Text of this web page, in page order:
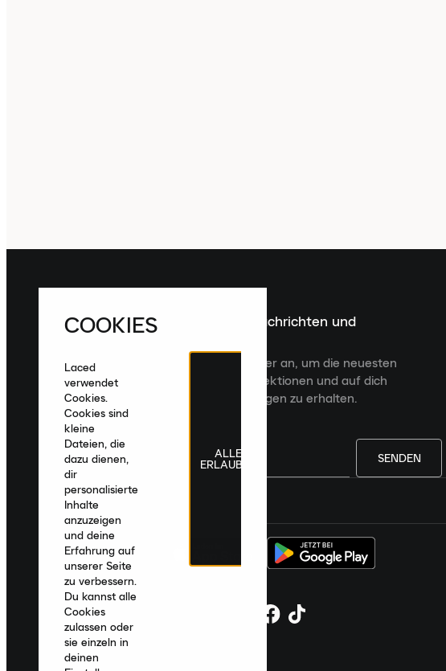
Melde dich für die neuesten Nachrichten und
Veröffentlichungen an
Melde dich für den Laced Newsletter an, um die neuesten
Veröffentlichungen, kuratierte Kollektionen und auf dich
zugeschnittene Produktempfehlungen zu erhalten.
SENDEN
COOKIES
Laced
verwendet
Cookies.
Cookies sind
kleine
Dateien, die
dazu dienen,
dir
personalisierte
Inhalte
anzuzeigen
und deine
Erfahrung auf
unserer Seite
zu verbessern.
Du kannst alle
Cookies
zulassen oder
sie einzeln in
deinen
ALLE
ERLAUBEN